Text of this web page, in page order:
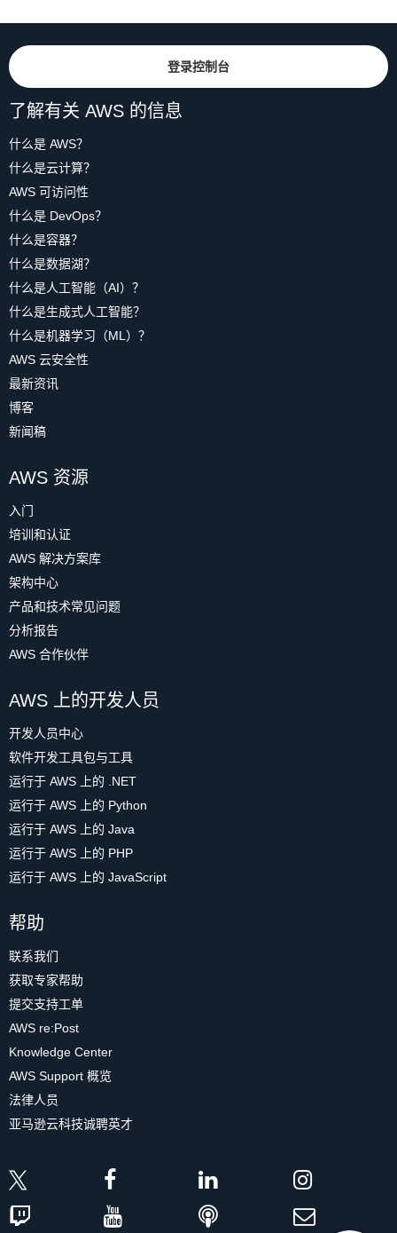
登录控制台
了解有关 AWS 的信息
什么是 AWS？
什么是云计算？
AWS 可访问性
什么是 DevOps？
什么是容器？
什么是数据湖？
什么是人工智能（AI）？
什么是生成式人工智能？
什么是机器学习（ML）？
AWS 云安全性
最新资讯
博客
新闻稿
AWS 资源
入门
培训和认证
AWS 解决方案库
架构中心
产品和技术常见问题
分析报告
AWS 合作伙伴
AWS 上的开发人员
开发人员中心
软件开发工具包与工具
运行于 AWS 上的 .NET
运行于 AWS 上的 Python
运行于 AWS 上的 Java
运行于 AWS 上的 PHP
运行于 AWS 上的 JavaScript
帮助
联系我们
获取专家帮助
提交支持工单
AWS re:Post
Knowledge Center
AWS Support 概览
法律人员
亚马逊云科技诚聘英才